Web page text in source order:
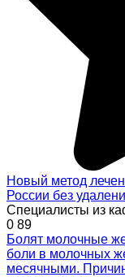
Новый метод
России без
Специалисты из
0 89
Болят молочные
боли в молочных
месячными.